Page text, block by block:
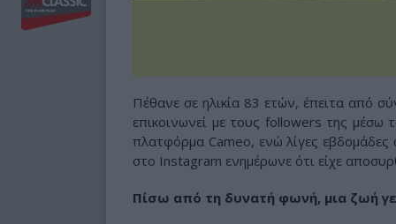
Πέθανε σε ηλικία 83 ετών, έπειτα από
επικοινωνεί με τους followers της
πλατφόρμα Cameo, ενώ λίγες
στο Instagram ενημέρωνε ότι είχε
Πίσω από τη δυνατή φωνή, μια ζωή